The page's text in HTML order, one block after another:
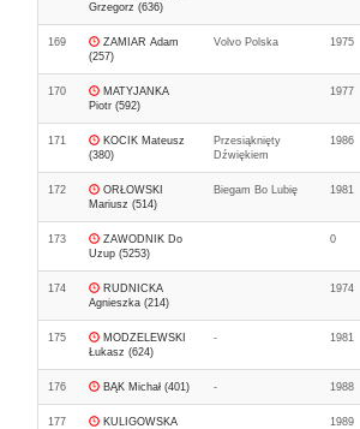
Grzegorz (636)
169
ZAMIAR Adam
(257)
Volvo Polska 1975
170
MATYJANKA
Piotr (592)
1977
171
KOCIK Mateusz
(380)
Przesiąknięty
Dźwiękiem
1986
172
ORŁOWSKI
Mariusz (514)
Biegam Bo Lubię 1981
173
ZAWODNIK Do
Uzup (5253)
0
174
RUDNICKA
Agnieszka (214)
1974
175
MODZELEWSKI
Łukasz (624)
- 1981
176 BĄK Michał (401) - 1988
177
KULIGOWSKA
1989